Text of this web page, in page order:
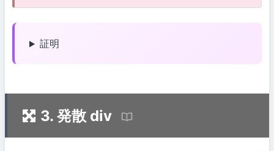
証明
3. 発散 div